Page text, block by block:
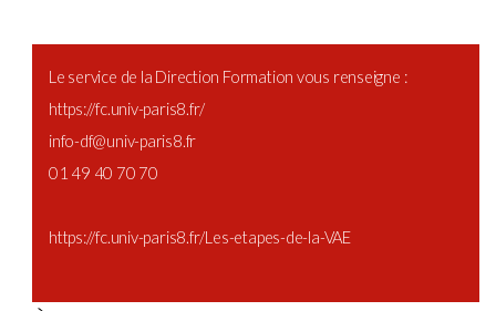
Le service de la Direction Formation vous renseigne :
https://fc.univ-paris8.fr/
info-df@univ-paris8.fr
01 49 40 70 70
https://fc.univ-paris8.fr/Les-etapes-de-la-VAE